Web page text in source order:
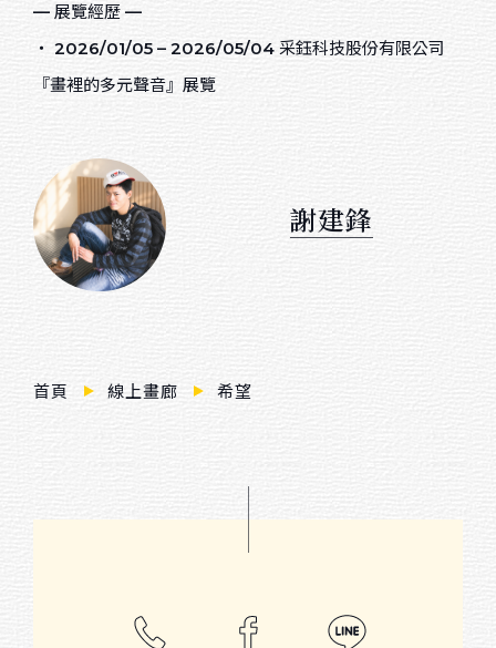
水墨
天然乾燥花卉
Sort by price
$ 3,000 － $ 10,000
$ 30,000 － $ 50,000
— 展覽經歷 —
‧ 2026/01/05 – 2026/05/04 采鈺科技股份有限公司
『畫裡的多元聲音』展覽
謝建鋒
首頁 線上畫廊 希望